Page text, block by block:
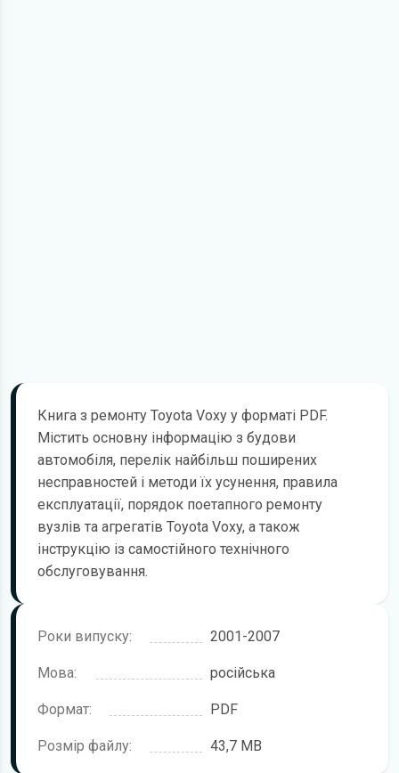
Книга з ремонту Toyota Voxy у форматі PDF.
Містить основну інформацію з будови
автомобіля, перелік найбільш поширених
несправностей і методи їх усунення, правила
експлуатації, порядок поетапного ремонту
вузлів та агрегатів Toyota Voxy, а також
інструкцію із самостійного технічного
обслуговування.
Роки випуску: 2001-2007
Мова: російська
Формат: PDF
Розмір файлу: 43,7 MB